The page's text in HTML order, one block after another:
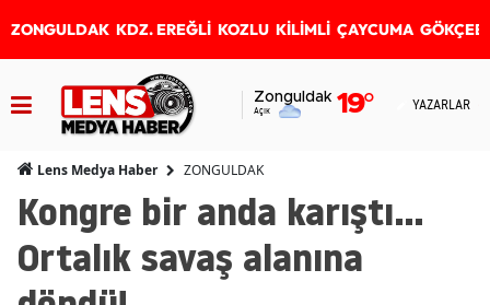
ZONGULDAK KDZ. EREĞLİ KOZLU KİLİMLİ ÇAYCUMA
Zonguldak
Açık 19° YAZARLAR
Lens Medya Haber ZONGULDAK
Kongre bir anda karıştı...
Ortalık savaş alanına